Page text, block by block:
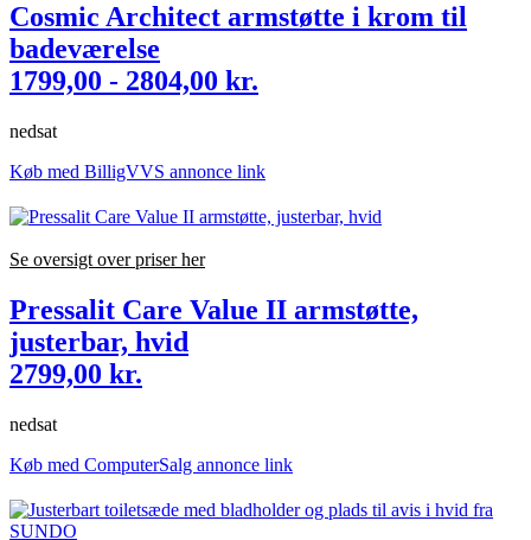
Cosmic Architect armstøtte i krom til
badeværelse
1799,00 - 2804,00 kr.
nedsat
Køb med BilligVVS annonce link
Se oversigt over priser her
Pressalit Care Value II armstøtte,
justerbar, hvid
2799,00 kr.
nedsat
Køb med ComputerSalg annonce link